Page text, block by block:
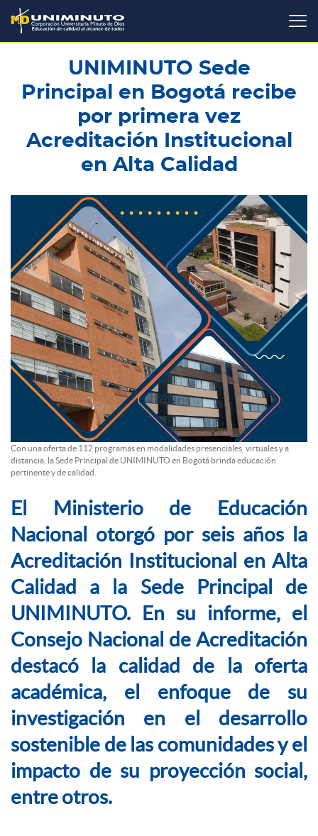
Pasar
contenido
principal
UNIMINUTO Sede
Principal en Bogotá recibe
por primera vez
Acreditación Institucional
en Alta Calidad
Con una oferta de 112 programas en modalidades presenciales, virtuales y a
distancia, la Sede Principal de UNIMINUTO en Bogotá brinda educación
pertinente y de calidad.
El Ministerio de Educación
Nacional otorgó por seis años la
Acreditación Institucional en Alta
Calidad a la Sede Principal de
UNIMINUTO. En su informe, el
Consejo Nacional de Acreditación
destacó la calidad de la oferta
académica, el enfoque de su
investigación en el desarrollo
sostenible de las comunidades y el
impacto de su proyección social,
entre otros.